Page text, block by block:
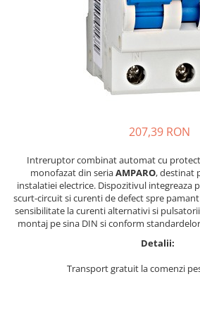
207,39 RON
Intreruptor combinat automat cu
monofazat din seriaAMPARO, destinat
instalatiei electrice. Dispozitivul integreaza
scurt-circuit si curenti de defect spre
sensibilitate la curenti alternativi si
montaj pe sina DIN si conform
Detalii:
Transport gratuit la comenzi